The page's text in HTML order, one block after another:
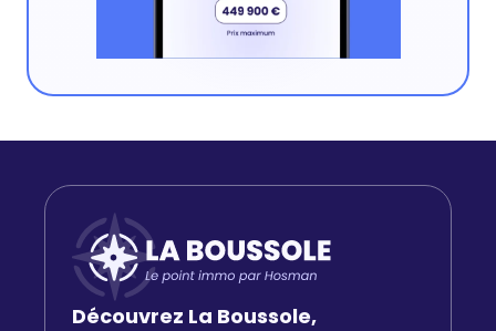
Découvrez La Boussole,